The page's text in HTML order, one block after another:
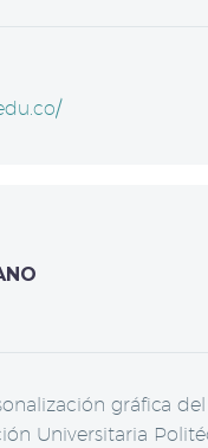
gráfica
Universitaria